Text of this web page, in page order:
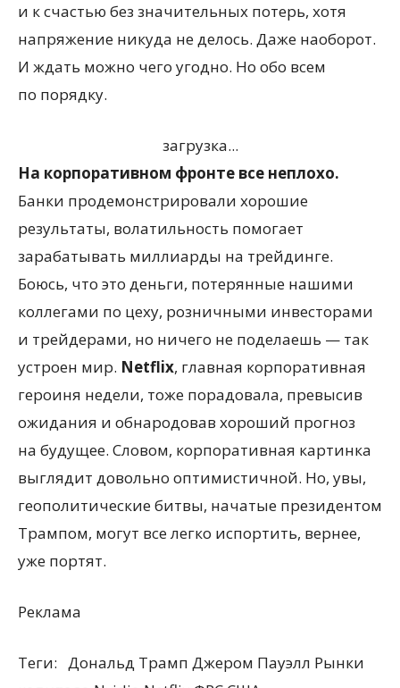
и к счастью без значительных потерь, хотя
напряжение никуда не делось. Даже наоборот.
И ждать можно чего угодно. Но обо всем
по порядку.
загрузка...
На корпоративном фронте все неплохо.
Банки продемонстрировали хорошие
результаты, волатильность помогает
зарабатывать миллиарды на трейдинге.
Боюсь, что это деньги, потерянные нашими
коллегами по цеху, розничными инвесторами
и трейдерами, но ничего не поделаешь — так
устроен мир. Netfliх, главная корпоративная
героиня недели, тоже порадовала, превысив
ожидания и обнародовав хороший прогноз
на будущее. Словом, корпоративная картинка
выглядит довольно оптимистичной. Но, увы,
геополитические битвы, начатые президентом
Трампом, могут все легко испортить, вернее,
уже портят.
Реклама
Теги: Дональд Трамп Джером Пауэлл Рынки